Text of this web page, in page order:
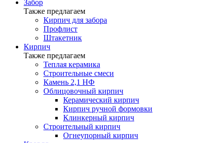
Забор
Также предлагаем
Кирпич для забора
Профлист
Штакетник
Кирпич
Также предлагаем
Теплая керамика
Строительные смеси
Камень 2,1 НФ
Облицовочный кирпич
Керамический кирпич
Кирпич ручной формовки
Клинкерный кирпич
Строительный кирпич
Огнеупорный кирпич